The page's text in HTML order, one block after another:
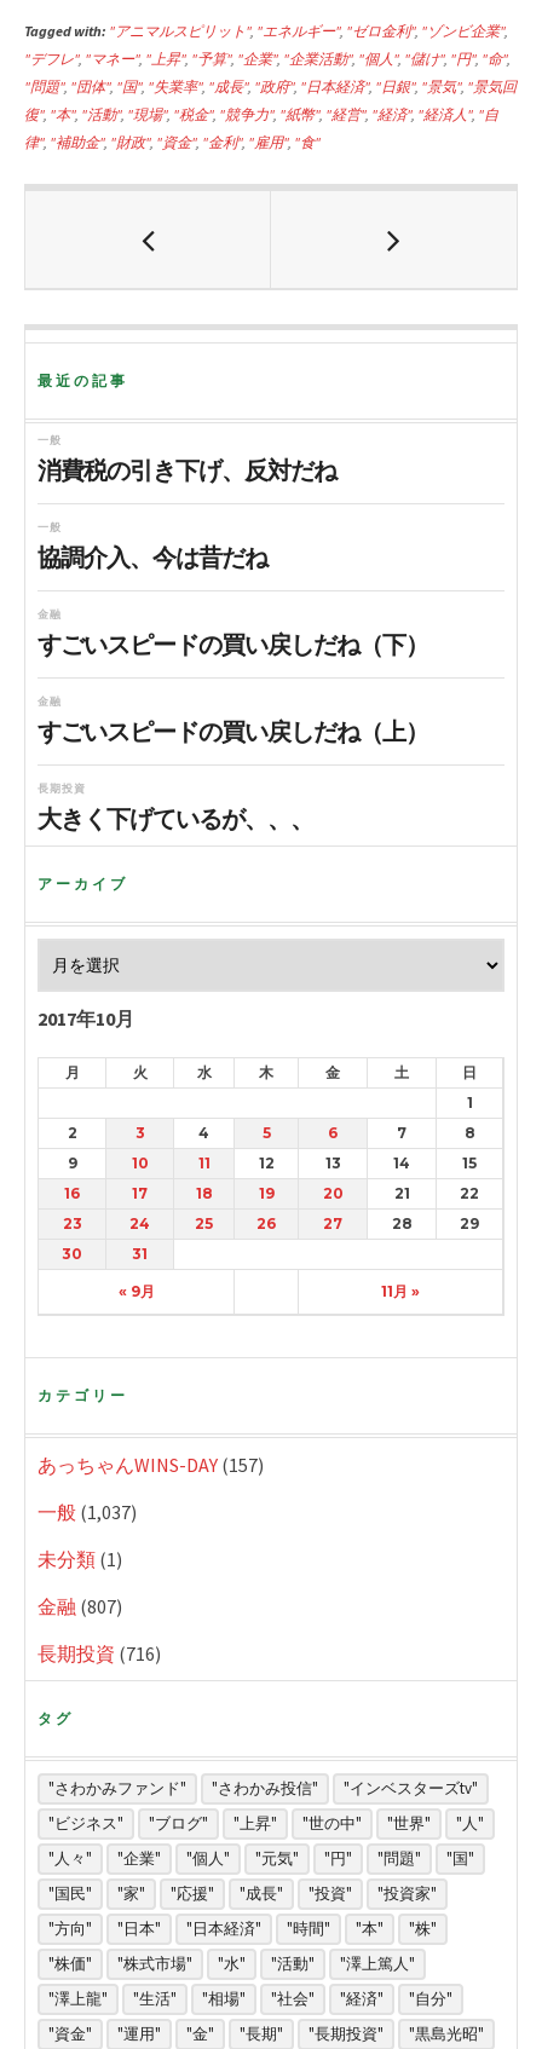
c
e
b
o
o
k
i
t
t
e
r
n
e
Tagged with: "アニマルスピリット", "エネルギー", "ゼロ金利", "ゾンビ企業",
"デフレ", "マネー", "上昇", "予算", "企業", "企業活動", "個人", "儲け", "円", "命",
"問題", "団体", "国", "失業率", "成長", "政府", "日本経済", "日銀", "景気", "景気回
復", "本", "活動", "現場", "税金", "競争力", "紙幣", "経営", "経済", "経済人", "自
律", "補助金", "財政", "資金", "金利", "雇用", "食"
最近の記事
一般
消費税の引き下げ、反対だね
一般
協調介入、今は昔だね
金融
すごいスピードの買い戻しだね（下）
金融
すごいスピードの買い戻しだね（上）
長期投資
大きく下げているが、、、
アーカイブ
2017年10月
月 火 水 木 金 土 日
« 9月 11月 »
1
2
3 4 5 6 7
8
9
10 11 12 13 14
15
16
17 18 19 20 21
22
23
24 25 26 27 28
29
30
31
カテゴリー
あっちゃんWINS-DAY (157)
一般 (1,037)
未分類 (1)
金融 (807)
長期投資 (716)
タグ
"さわかみファンド" "さわかみ投信"
"インベスターズtv"
"ビジネス"
"ブログ" "上昇" "世の中" "世界"
"人"
"人々"
"企業" "個人" "元気" "円" "問題"
"国"
"国民"
"家" "応援" "成長" "投資"
"投資家"
"方向"
"日本" "日本経済" "時間" "本"
"株"
"株価"
"株式市場" "水" "活動"
"澤上篤人"
"澤上龍"
"生活" "相場" "社会" "経済"
"自分"
"資金"
"運用" "金" "長期" "長期投資" "黒島光昭"